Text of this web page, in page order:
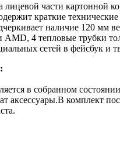
лицевой части картонной
краткие
наличие 120 мм
AMD, 4 тепловые трубки
сетей в фейсбук и
в собранном
аксессуары.В комплект